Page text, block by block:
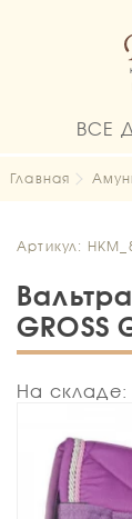
ВСЕ
Главная
Артикул:
GROSS
На складе: